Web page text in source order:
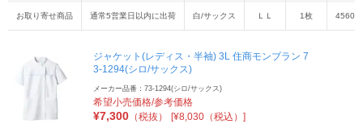
お取り寄せ商品 通常5営業日以内に出荷 白/サックス ＬＬ 1枚
ジャケット(レディス・半袖) 3L 住商モンブラン 7
3-1294(シロ/サックス)
メーカー品番：73-1294(シロ/サックス)
希望小売価格/参考価格
¥7,300 （税抜） [¥8,030（税込）]